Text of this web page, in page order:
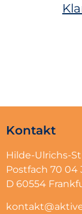
Kontakt
Hilde-Ulrichs-
Postfach 70 04
D 60554